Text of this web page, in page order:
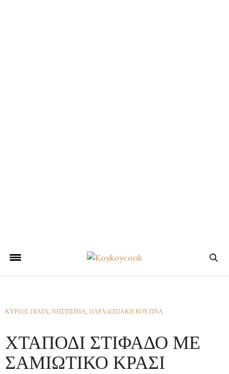
ΚΥΡΙΩΣ ΠΙΑΤΑ, ΝΗΣΤΙΣΙΜΑ, ΠΑΡΑΔΟΣΙΑΚΗ ΚΟΥΖΙΝΑ
ΧΤΑΠΟΔΙ ΣΤΙΦΑΔΟ ΜΕ
ΣΑΜΙΩΤΙΚΟ ΚΡΑΣΙ